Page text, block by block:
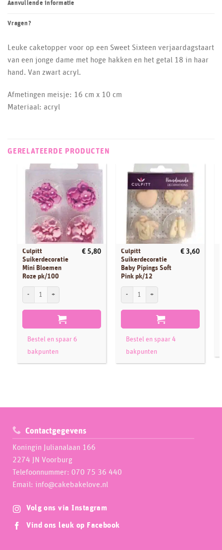
Aanvullende informatie
Vragen?
Leuke caketopper voor op een Sweet Sixteen verjaardagstaart
van een jonge dame met hoge hakken en het getal 18 in haar
hand. Van zwart acryl.
Afmetingen meisje: 16 cm x 10 cm
Materiaal: acryl
GERELATEERDE PRODUCTEN
Culpitt
Suikerdecoratie
Mini Bloemen
Roze pk/100
€ 5,80
Bestel en spaar 6
bakpunten
Culpitt
Suikerdecoratie
Baby Pipings Soft
Pink pk/12
€ 3,60
Bestel en spaar 4
bakpunten
Contactgegevens
Koningin Julianalaan 166
2274 JN Voorburg
Telefoonnummer: 070 75 36 440
Email: info@cakebakelove.nl
Volg ons via Instagram
Vind ons leuk op Facebook